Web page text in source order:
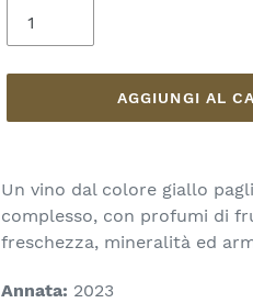
AGGIUNGI AL
del
prodotto
nel
Un vino dal colore giallo
complesso, con profumi di
freschezza, mineralità ed
Annata: 2023